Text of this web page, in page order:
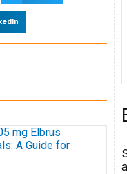
mg Elbrus
A Guide for